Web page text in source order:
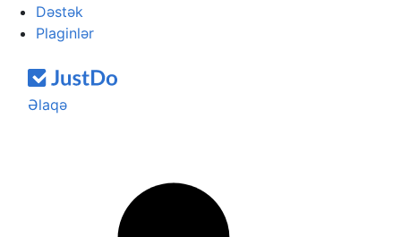
Dəstək
Plaginlər
Əlaqə